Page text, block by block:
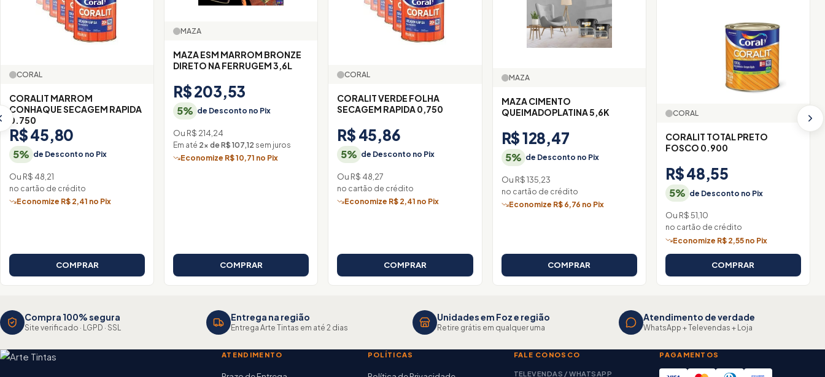
CORAL
CORALIT MARROM
CONHAQUE SECAGEM RAPIDA
0.750
R$ 45,80
5% de Desconto no Pix
Ou R$ 48,21
no cartão de crédito
Economize R$ 2,41 no Pix
COMPRAR
MAZA
MAZA ESM MARROM BRONZE
DIRETO NA FERRUGEM 3,6L
R$ 203,53
5% de Desconto no Pix
Ou R$ 214,24
Em até 2× de R$ 107,12 sem juros
Economize R$ 10,71 no Pix
COMPRAR
CORAL
CORALIT VERDE FOLHA
SECAGEM RAPIDA 0,750
R$ 45,86
5% de Desconto no Pix
Ou R$ 48,27
no cartão de crédito
Economize R$ 2,41 no Pix
COMPRAR
MAZA
MAZA CIMENTO
QUEIMADOPLATINA 5,6K
R$ 128,47
5% de Desconto no Pix
Ou R$ 135,23
no cartão de crédito
Economize R$ 6,76 no Pix
COMPRAR
CORAL
CORALIT TOTAL PRETO
FOSCO 0.900
R$ 48,55
5% de Desconto no Pix
Ou R$ 51,10
no cartão de crédito
Economize R$ 2,55 no Pix
COMPRAR
Compra 100% segura
Site verificado · LGPD · SSL
Entrega na região
Entrega Arte Tintas em até 2 dias
Unidades em Foz e região
Retire grátis em qualquer uma
Atendimento de verdade
WhatsApp + Televendas + Loja
ATENDIMENTO POLÍTICAS FALE CONOSCO
TELEVENDAS / WHATSAPP
PAGAMENTOS